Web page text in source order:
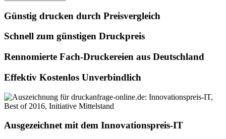
Günstig drucken durch Preisvergleich
Schnell zum günstigen Druckpreis
Rennomierte Fach-Druckereien aus Deutschland
Effektiv Kostenlos Unverbindlich
Ausgezeichnet mit dem Innovationspreis-IT